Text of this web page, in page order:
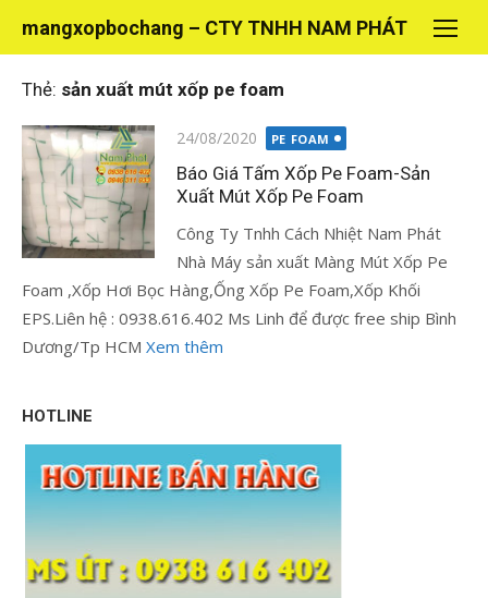
dung
mangxopbochang – CTY TNHH NAM PHÁT
Thẻ: sản xuất mút xốp pe foam
Đăng
vào
24/08/2020 PE FOAM
Báo Giá Tấm Xốp Pe Foam-Sản
Xuất Mút Xốp Pe Foam
Công Ty Tnhh Cách Nhiệt Nam Phát
Nhà Máy sản xuất Màng Mút Xốp Pe
Foam ,Xốp Hơi Bọc Hàng,Ống Xốp Pe Foam,Xốp Khối
EPS.Liên hệ : 0938.616.402 Ms Linh để được free ship Bình
Dương/Tp HCM Xem thêm
HOTLINE